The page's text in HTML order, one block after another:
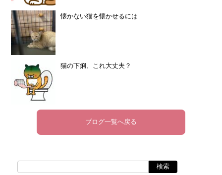
懐かない猫を懐かせるには
猫の下痢、これ大丈夫？
ブログ一覧へ戻る